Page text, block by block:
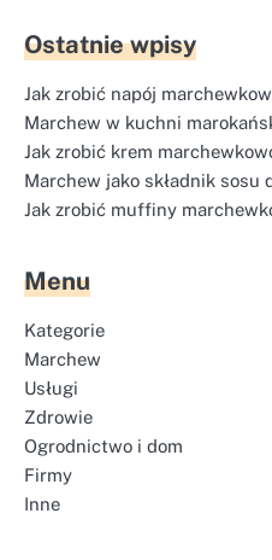
Ostatnie wpisy
Jak zrobić napój
Marchew w kuchni
Jak zrobić krem
Marchew jako składnik sosu
Jak zrobić muffiny
Menu
Kategorie
Marchew
Usługi
Zdrowie
Ogrodnictwo i dom
Firmy
Inne